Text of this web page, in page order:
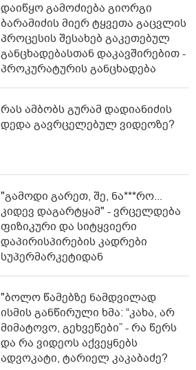
დაიწყო გამოძიება გიორგი
ბარამიძის მიერ ტყვეთა გაცვლის
პროცესის შესახებ გაკეთებულ
განცხადებასთან დაკავშირებით -
პროკურატურის განცხადება
რას ამბობს გურამ დადიანიძის
დედა გავრცელებულ ვიდეოზე?
"გამოდი გარეთ, შე, ნა***რო...
კიდევ დაგარტყამ" - ვრცელდება
ფიზიკური და სიტყვიერი
დაპირისპირების კადრები
სუპერმარკეტიდან
"ბოლო წამებზე ნამდვილად
ისმის განწირული ხმა: “კახა, არ
მიმატოვო, გეხვეწები” - რა წერს
და რა ვიდეოს აქვეყნებს
ადვოკატი, ტარიელ კაკაბაძე?